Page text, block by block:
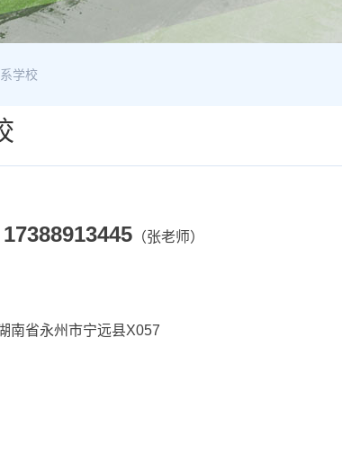
学校
17388913445 （张老师）
南省永州市宁远县X057